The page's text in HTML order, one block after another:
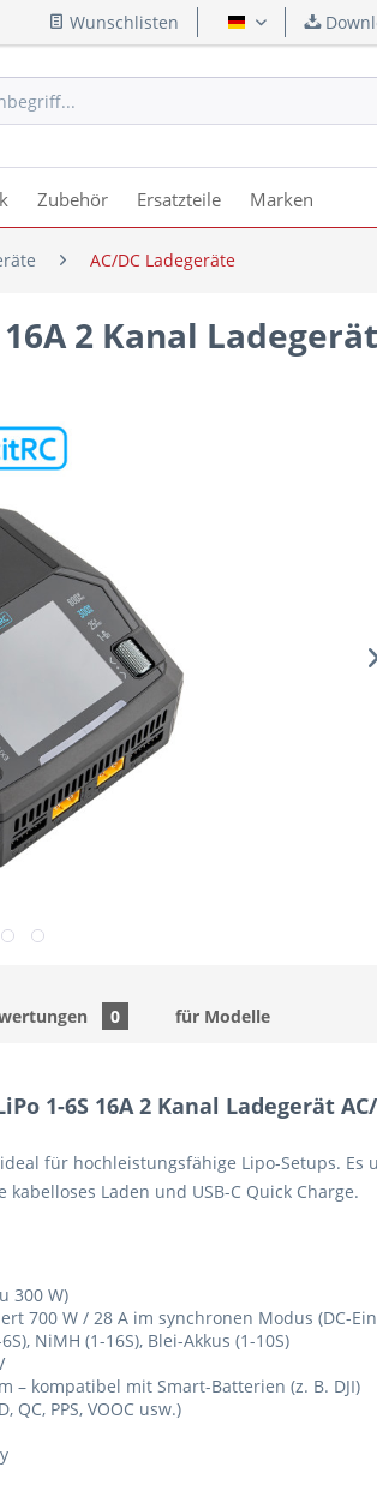
Wunschlisten Deutsch
Zubehör Ersatzteile Marken
AC/DC Ladegeräte
2 Kanal
0 für Modelle
1-6S 16A 2 Kanal Ladegerät
für hochleistungsfähige Lipo-Setups.
Laden und USB-C Quick Charge.
300 W)
700 W / 28 A im synchronen Modus (DC-
NiMH (1-16S), Blei-Akkus (1-10S)
kompatibel mit Smart-Batterien (z. B. DJI)
PPS, VOOC usw.)